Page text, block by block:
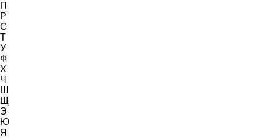
П
Р
С
Т
У
Ф
Х
Ч
Ш
Щ
Э
Ю
Я